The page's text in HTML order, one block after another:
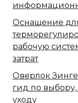
Оснащение
рабочую
затрат
Оверлок
гид по
уходу